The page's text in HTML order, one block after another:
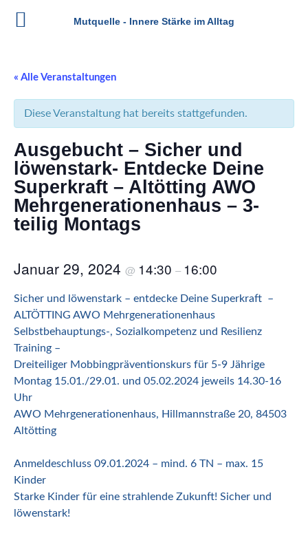
springen
« Alle Veranstaltungen
Diese Veranstaltung hat bereits stattgefunden.
Ausgebucht – Sicher und
löwenstark- Entdecke Deine
Superkraft – Altötting AWO
Mehrgenerationenhaus – 3-
teilig Montags
Januar 29, 2024 @ 14:30 – 16:00
Sicher und löwenstark – entdecke Deine Superkraft –
ALTÖTTING AWO Mehrgenerationenhaus
Selbstbehauptungs-, Sozialkompetenz und Resilienz
Training –
Dreiteiliger Mobbingpräventionskurs für 5-9 Jährige
Montag 15.01./29.01. und 05.02.2024 jeweils 14.30-16
Uhr
AWO Mehrgenerationenhaus, Hillmannstraße 20, 84503
Altötting
Anmeldeschluss 09.01.2024 – mind. 6 TN – max. 15
Kinder
Starke Kinder für eine strahlende Zukunft! Sicher und
löwenstark!
Mutquelle - Innere Stärke im Alltag